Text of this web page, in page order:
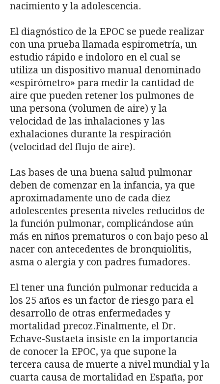
nacimiento y la adolescencia.
El diagnóstico de la EPOC se puede realizar
con una prueba llamada espirometría, un
estudio rápido e indoloro en el cual se
utiliza un dispositivo manual denominado
«espirómetro» para medir la cantidad de
aire que pueden retener los pulmones de
una persona (volumen de aire) y la
velocidad de las inhalaciones y las
exhalaciones durante la respiración
(velocidad del flujo de aire).
Las bases de una buena salud pulmonar
deben de comenzar en la infancia, ya que
aproximadamente uno de cada diez
adolescentes presenta niveles reducidos de
la función pulmonar, complicándose aún
más en niños prematuros o con bajo peso al
nacer con antecedentes de bronquiolitis,
asma o alergia y con padres fumadores.
El tener una función pulmonar reducida a
los 25 años es un factor de riesgo para el
desarrollo de otras enfermedades y
mortalidad precoz.Finalmente, el Dr.
Echave-Sustaeta insiste en la importancia
de conocer la EPOC, ya que supone la
tercera causa de muerte a nivel mundial y la
cuarta causa de mortalidad en España, por